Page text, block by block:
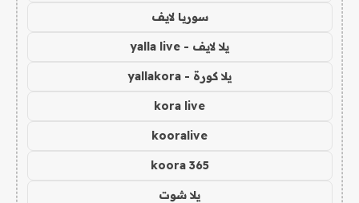
سوريا لايف
يلا لايف - yalla live
يلا كورة - yallakora
kora live
kooralive
koora 365
يلا شوت